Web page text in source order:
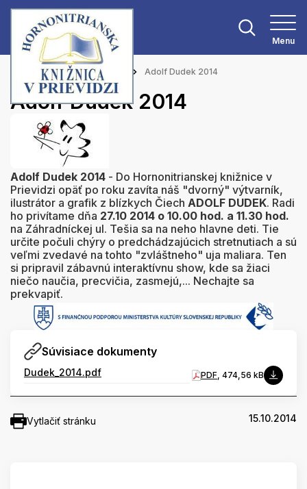
Menu
Hlavná stránka Aktuality Adolf Dudek 2014
Adolf Dudek 2014
Adolf Dudek 2014 - Do Hornonitrianskej knižnice v
Prievidzi opäť po roku zavíta náš "dvorný" výtvarník,
ilustrátor a grafik z blízkych Čiech ADOLF DUDEK. Radi
ho privítame dňa 27.10 2014 o 10.00 hod. a 11.30 hod.
na Záhradníckej ul. Tešia sa na neho hlavne deti. Tie
určite počuli chýry o predchádzajúcich stretnutiach a sú
veľmi zvedavé na tohto "zvláštneho" uja maliara. Ten
si pripravil zábavnú interaktívnu show, kde sa žiaci
niečo naučia, precvičia, zasmejú,... Nechajte sa
prekvapiť.
Súvisiace dokumenty
Dudek_2014.pdf PDF , 474,56 kB
Vytlačiť stránku 15.10.2014